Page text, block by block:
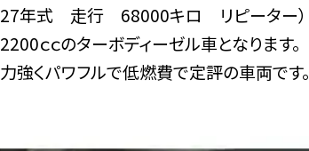
27年式 走行 68000キロ リピーター）
2200ｃｃのターボディーゼル車となります。
力強くパワフルで低燃費で定評の車両です。